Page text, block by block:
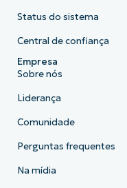
Status do sistema
Central de confiança
Empresa
Sobre nós
Liderança
Comunidade
Perguntas frequentes
Na mídia